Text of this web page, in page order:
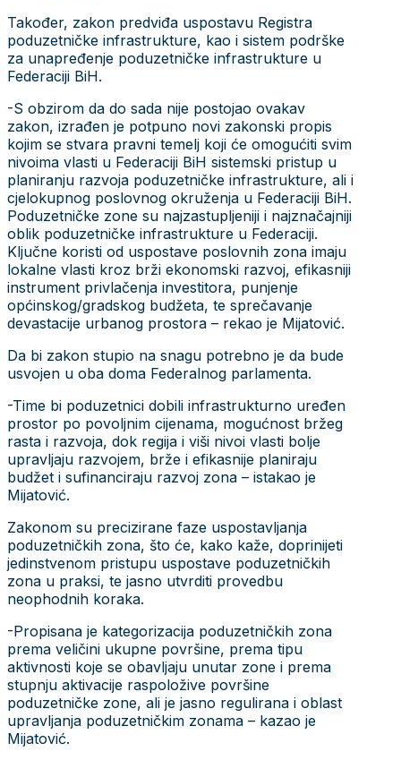
Također, zakon predviđa uspostavu Registra
poduzetničke infrastrukture, kao i sistem podrške
za unapređenje poduzetničke infrastrukture u
Federaciji BiH.
-S obzirom da do sada nije postojao ovakav
zakon, izrađen je potpuno novi zakonski propis
kojim se stvara pravni temelj koji će omogućiti svim
nivoima vlasti u Federaciji BiH sistemski pristup u
planiranju razvoja poduzetničke infrastrukture, ali i
cjelokupnog poslovnog okruženja u Federaciji BiH.
Poduzetničke zone su najzastupljeniji i najznačajniji
oblik poduzetničke infrastrukture u Federaciji.
Ključne koristi od uspostave poslovnih zona imaju
lokalne vlasti kroz brži ekonomski razvoj, efikasniji
instrument privlačenja investitora, punjenje
općinskog/gradskog budžeta, te sprečavanje
devastacije urbanog prostora – rekao je Mijatović.
Da bi zakon stupio na snagu potrebno je da bude
usvojen u oba doma Federalnog parlamenta.
-Time bi poduzetnici dobili infrastrukturno uređen
prostor po povoljnim cijenama, mogućnost bržeg
rasta i razvoja, dok regija i viši nivoi vlasti bolje
upravljaju razvojem, brže i efikasnije planiraju
budžet i sufinanciraju razvoj zona – istakao je
Mijatović.
Zakonom su precizirane faze uspostavljanja
poduzetničkih zona, što će, kako kaže, doprinijeti
jedinstvenom pristupu uspostave poduzetničkih
zona u praksi, te jasno utvrditi provedbu
neophodnih koraka.
-Propisana je kategorizacija poduzetničkih zona
prema veličini ukupne površine, prema tipu
aktivnosti koje se obavljaju unutar zone i prema
stupnju aktivacije raspoložive površine
poduzetničke zone, ali je jasno regulirana i oblast
upravljanja poduzetničkim zonama – kazao je
Mijatović.